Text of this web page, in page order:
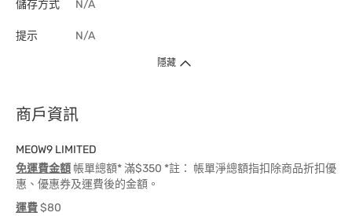
儲存方式 N/A
提示 N/A
隱藏
商戶資訊
MEOW9 LIMITED
免運費金額 帳單總額* 滿$350 *註： 帳單淨總額指扣除商品折扣優
惠、優惠券及運費後的金額。
運費$80